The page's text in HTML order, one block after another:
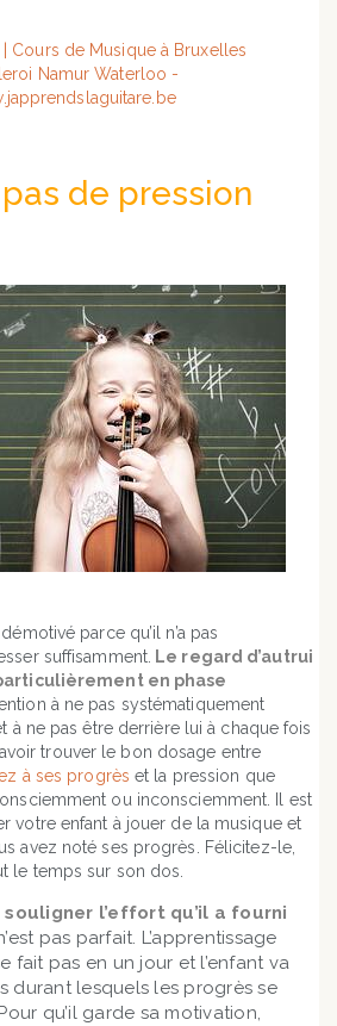
de pression
parce qu’il n’a pas
suffisamment. Le regard d’autrui
en phase
à ne pas systématiquement
à ne pas être derrière lui à chaque fois
trouver le bon dosage entre
à ses progrès et la pression que
ou inconsciemment. Il est
votre enfant à jouer de la musique et
avez noté ses progrès. Félicitez-le,
le temps sur son dos.
souligner l’effort qu’il a fourni
pas parfait. L’apprentissage
fait pas en un jour et l’enfant va
durant lesquels les progrès se
qu’il garde sa motivation,